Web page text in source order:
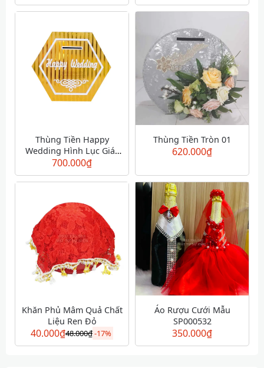
Thùng Tiền Happy
Wedding Hình Lục Giác
Vàng
700.000₫
Thùng Tiền Tròn 01
620.000₫
Khăn Phủ Mâm Quả Chất
Liệu Ren Đỏ
40.000₫48.000₫-17%
Áo Rượu Cưới Mẫu
SP000532
350.000₫